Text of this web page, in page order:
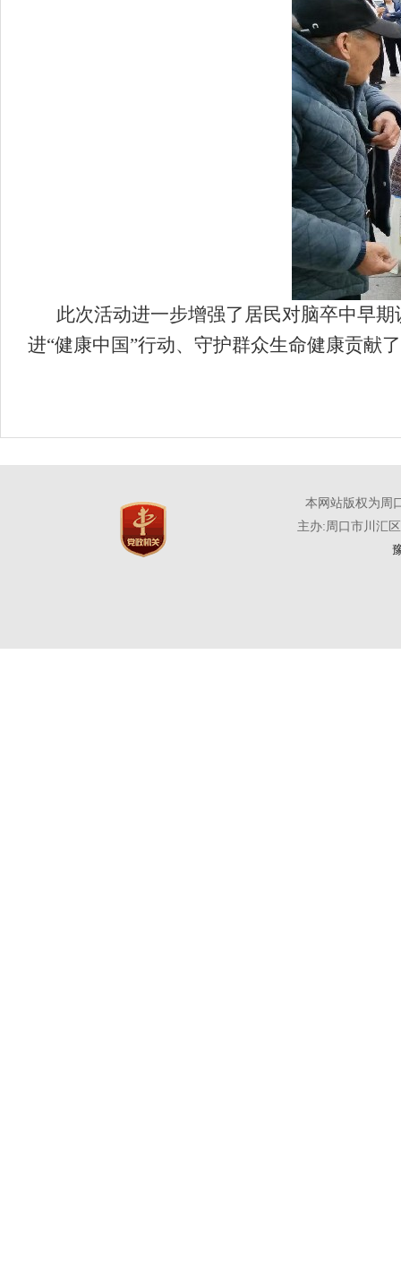
此次活动进一步增强了居民对脑卒中早
进“健康中国”行动、守护群众生命健康贡献
本网站版权为周
主办:周口市川汇